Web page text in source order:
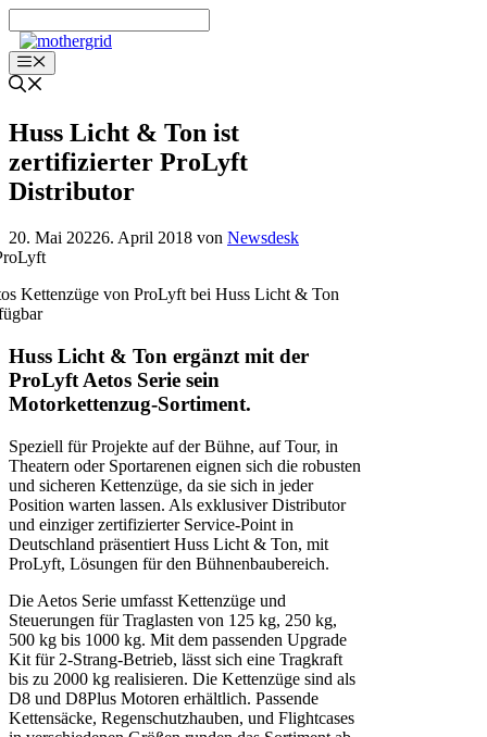
Inhalt
springenMenü
Huss Licht & Ton ist
zertifizierter ProLyft
Distributor
20. Mai 20226. April 2018 von Newsdesk
Kettenzüge von ProLyft bei Huss Licht & Ton
Huss Licht & Ton ergänzt mit der
ProLyft Aetos Serie sein
Motorkettenzug-Sortiment.
Speziell für Projekte auf der Bühne, auf Tour, in
Theatern oder Sportarenen eignen sich die robusten
und sicheren Kettenzüge, da sie sich in jeder
Position warten lassen. Als exklusiver Distributor
und einziger zertifizierter Service-Point in
Deutschland präsentiert Huss Licht & Ton, mit
ProLyft, Lösungen für den Bühnenbaubereich.
Die Aetos Serie umfasst Kettenzüge und
Steuerungen für Traglasten von 125 kg, 250 kg,
500 kg bis 1000 kg. Mit dem passenden Upgrade
Kit für 2-Strang-Betrieb, lässt sich eine Tragkraft
bis zu 2000 kg realisieren. Die Kettenzüge sind als
D8 und D8Plus Motoren erhältlich. Passende
Kettensäcke, Regenschutzhauben, und Flightcases